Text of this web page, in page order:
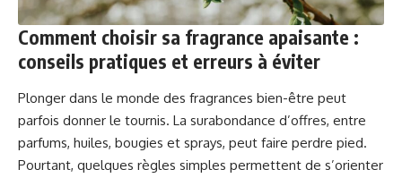
Comment choisir sa fragrance apaisante :
conseils pratiques et erreurs à éviter
Plonger dans le monde des fragrances bien-être peut
parfois donner le tournis. La surabondance d’offres, entre
parfums, huiles, bougies et sprays, peut faire perdre pied.
Pourtant, quelques règles simples permettent de s’orienter